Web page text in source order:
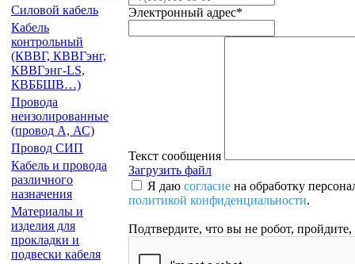
Силовой кабель
Кабель
контрольный
(КВВГ, КВВГэнг,
КВВГэнг-LS,
КВББШВ…)
Провода
неизолированные
(провод А, АС)
Провод СИП
Кабель и провода
различного
назначения
Материалы и
изделия для
прокладки и
подвески кабеля
Электронный адрес*
Текст сообщения
Загрузить файл
Я даю согласие на обработку
политикой конфиденциальности.
Подтвердите, что вы не робот,